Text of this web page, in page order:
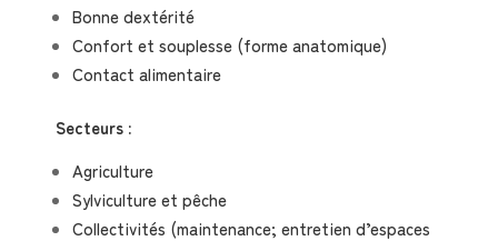
Bonne dextérité
Confort et souplesse (forme anatomique)
Contact alimentaire
Secteurs :
Agriculture
Sylviculture et pêche
Collectivités (maintenance; entretien d’espaces